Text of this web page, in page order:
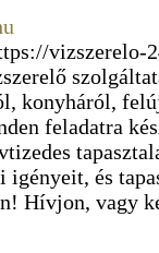
vizszerelo-
konyháról,
feladatra
és
Hívjon, vagy